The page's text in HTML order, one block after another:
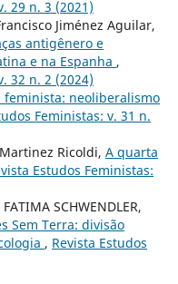
29 n. 3 (2021)
Jiménez Aguilar,
antigênero e
e na Espanha ,
32 n. 2 (2024)
feminista: neoliberalismo
Feministas: v. 31 n.
Ricoldi, A quarta
Estudos Feministas:
SCHWENDLER,
Sem Terra: divisão
, Revista Estudos